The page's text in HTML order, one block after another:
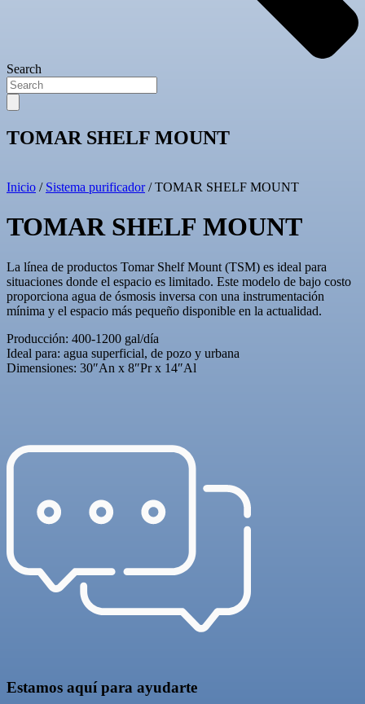
Search
TOMAR SHELF MOUNT
Inicio / Sistema purificador/ TOMAR SHELF MOUNT
TOMAR SHELF MOUNT
La línea de productos Tomar Shelf Mount (TSM) es ideal para
situaciones donde el espacio es limitado. Este modelo de bajo costo
proporciona agua de ósmosis inversa con una instrumentación
mínima y el espacio más pequeño disponible en la actualidad.
Producción: 400-1200 gal/día
Ideal para: agua superficial, de pozo y urbana
Dimensiones: 30″An x 8″Pr x 14″Al
Estamos aquí para ayudarte